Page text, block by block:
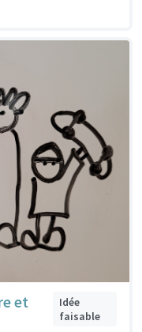
et
Idée
faisable